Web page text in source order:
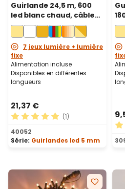
Guirlande 24,5 m, 600
led blanc chaud, câble
vert
7 jeux lumière + lumière
fixe
Alimentation incluse
Disponibles en différentes
longueurs
21,37 €
Note moyenne de 5 sur 5
(1)
40052
Série: Guirlandes led 5 mm